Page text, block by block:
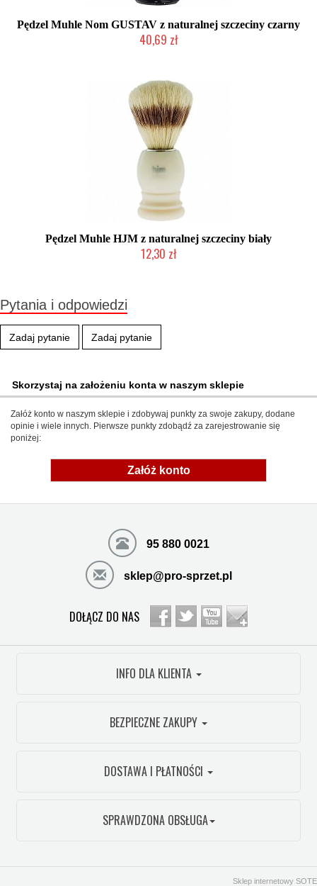
Pędzel Muhle Nom GUSTAV z naturalnej szczeciny czarny
40,69 zł
Pędzel Muhle HJM z naturalnej szczeciny biały
12,30 zł
Pytania i odpowiedzi
Zadaj pytanie Zadaj pytanie
Skorzystaj na założeniu konta w naszym sklepie
Załóż konto w naszym sklepie i zdobywaj punkty za swoje zakupy, dodane
opinie i wiele innych. Pierwsze punkty zdobądź za zarejestrowanie się
poniżej:
Załóż konto
95 880 0021
sklep@pro-sprzet.pl
DOŁĄCZ DO NAS
INFO DLA KLIENTA
BEZPIECZNE ZAKUPY
DOSTAWA I PŁATNOŚCI
SPRAWDZONA OBSŁUGA
Sklep internetowy SOTE